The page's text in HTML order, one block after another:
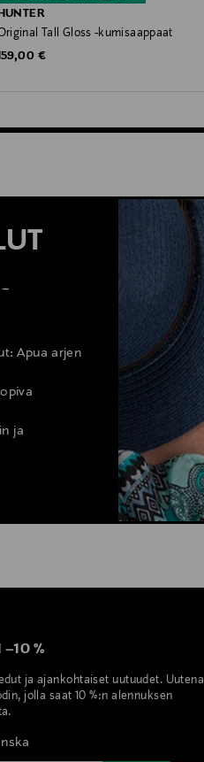
Tall Gloss -kumisaappaat
Price
€
Apua arjen
ja
–10 %
ja ajankohtaiset uutuudet. Uutena
jolla saat 10 %:n alennuksen